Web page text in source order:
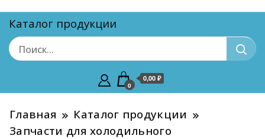
Каталог продукции
0
0,00 ₽
Главная
Каталог продукции
Запчасти для холодильного